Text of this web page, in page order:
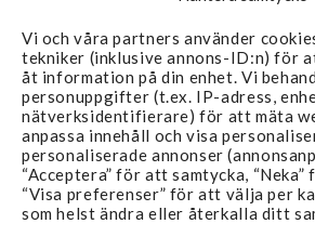
Vi och våra partners använder
tekniker (inklusive annons-ID:n) för
åt information på din enhet. Vi
personuppgifter (t.ex. IP-adress,
nätverksidentifierare) för att mäta
anpassa innehåll och visa
personaliserade annonser
“Acceptera” för att samtycka,
“Visa preferenser” för att välja per
som helst ändra eller återkalla ditt
LÄNKAR
Återförsäljare
Produkter
FAQ